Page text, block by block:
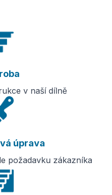
v naší dílně
úprava
požadavku zákazníka